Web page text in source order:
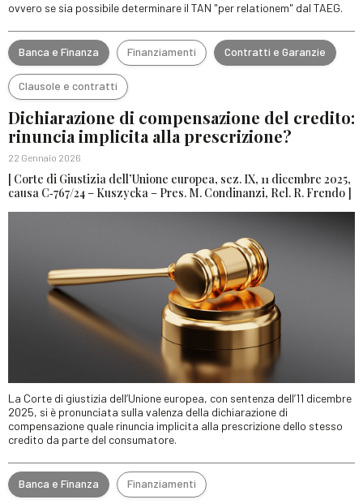
ovvero se sia possibile determinare il TAN "per relationem" dal TAEG.
Banca e Finanza Finanziamenti Contratti e Garanzie
Clausole e contratti
Dichiarazione di compensazione del credito:
rinuncia implicita alla prescrizione?
22 Gennaio 2026
[ Corte di Giustizia dell’Unione europea, sez. IX, 11 dicembre 2025,
causa C‑767/24 – Kuszycka – Pres. M. Condinanzi, Rel. R. Frendo ]
La Corte di giustizia dell’Unione europea, con sentenza dell’11 dicembre
2025, si è pronunciata sulla valenza della dichiarazione di
compensazione quale rinuncia implicita alla prescrizione dello stesso
credito da parte del consumatore.
Banca e Finanza Finanziamenti